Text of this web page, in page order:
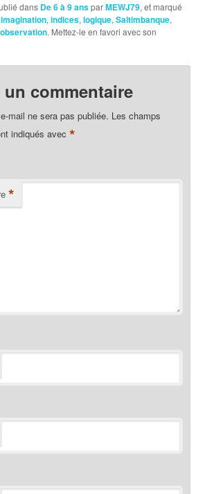
dans De 6 à 9 ansparMEWJ79, et marqué
imagination,indices,logique,Saltimbanque,
. Mettez-le en favori avec son
un commentaire
mail ne sera pas publiée. Les champs
indiqués avec*
*